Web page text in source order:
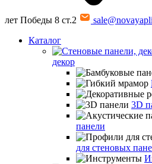
лет Победы 8 ст.2
Каталог
декор
3D
панели
для стеновых